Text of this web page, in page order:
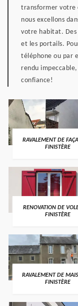
transformer votre
nous excellons
votre habitat. Des
et les portails.
téléphone ou par
rendu
confiance!
RAVALEMENT DE
FINISTÈRE
RENOVATION DE
FINISTÈRE
RAVALEMENT DE
FINISTÈRE